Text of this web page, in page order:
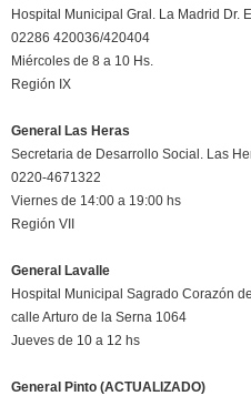
Hospital Municipal Gral. La Madrid Dr.
02286 420036/420404
Miércoles de 8 a 10 Hs.
Región IX
General Las Heras
Secretaria de Desarrollo Social. Las
0220-4671322
Viernes de 14:00 a 19:00 hs
Región VII
General Lavalle
Hospital Municipal Sagrado Corazón
calle Arturo de la Serna 1064
Jueves de 10 a 12 hs
General Pinto (ACTUALIZADO)